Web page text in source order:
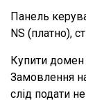
Панель
NS (платно),
Купити домен
Замовлення
слід подати